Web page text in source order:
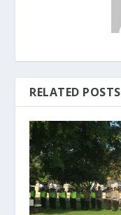
RELATED POSTS